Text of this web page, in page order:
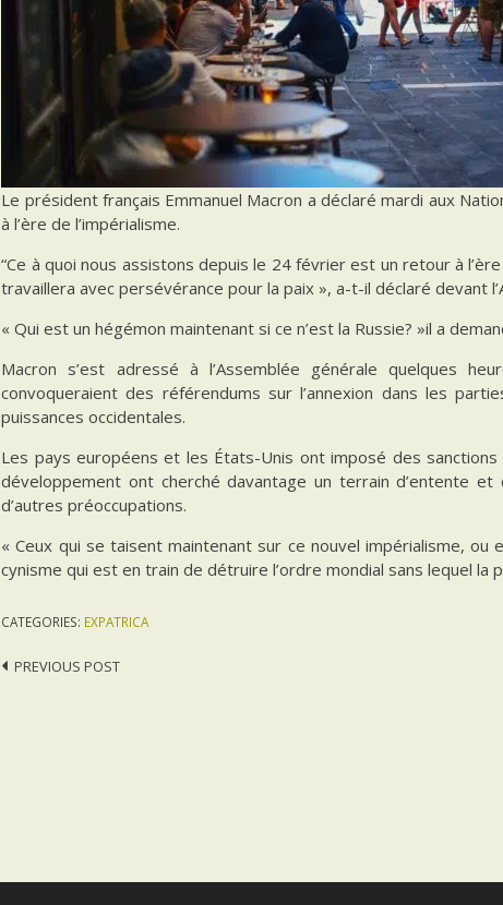
Le président français Emmanuel Macron a déclaré mardi aux
à l’ère de l’impérialisme.
“Ce à quoi nous assistons depuis le 24 février est un retour à
travaillera avec persévérance pour la paix », a-t-il déclaré devant
« Qui est un hégémon maintenant si ce n’est la Russie? »il a
Macron s’est adressé à l’Assemblée générale quelques
convoqueraient des référendums sur l’annexion dans les
puissances occidentales.
Les pays européens et les États-Unis ont imposé des
développement ont cherché davantage un terrain d’entente
d’autres préoccupations.
« Ceux qui se taisent maintenant sur ce nouvel impérialisme,
cynisme qui est en train de détruire l’ordre mondial sans lequel la
CATEGORIES: EXPATRICA
Post
PREVIOUS POST